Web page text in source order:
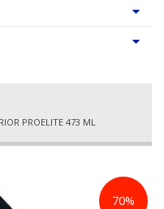
PROELITE 473 ML
70%